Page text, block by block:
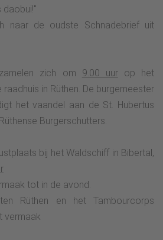
daobui!"
naar de oudste Schnadebrief uit
zich om 9.00 uurop het
in Rüthen. De burgemeester
het vaandel aan de St. Hubertus
Burgerschutters.
bij het Waldschiff in Bibertal,
tot in de avond.
Rüthen en het Tambourcorps
vermaak